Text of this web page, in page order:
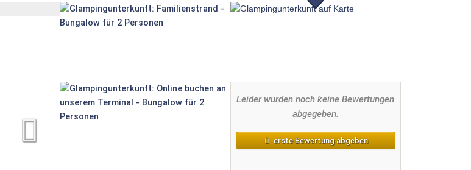
Leider wurden noch keine Bewertungen
abgegeben.
erste Bewertung abgeben